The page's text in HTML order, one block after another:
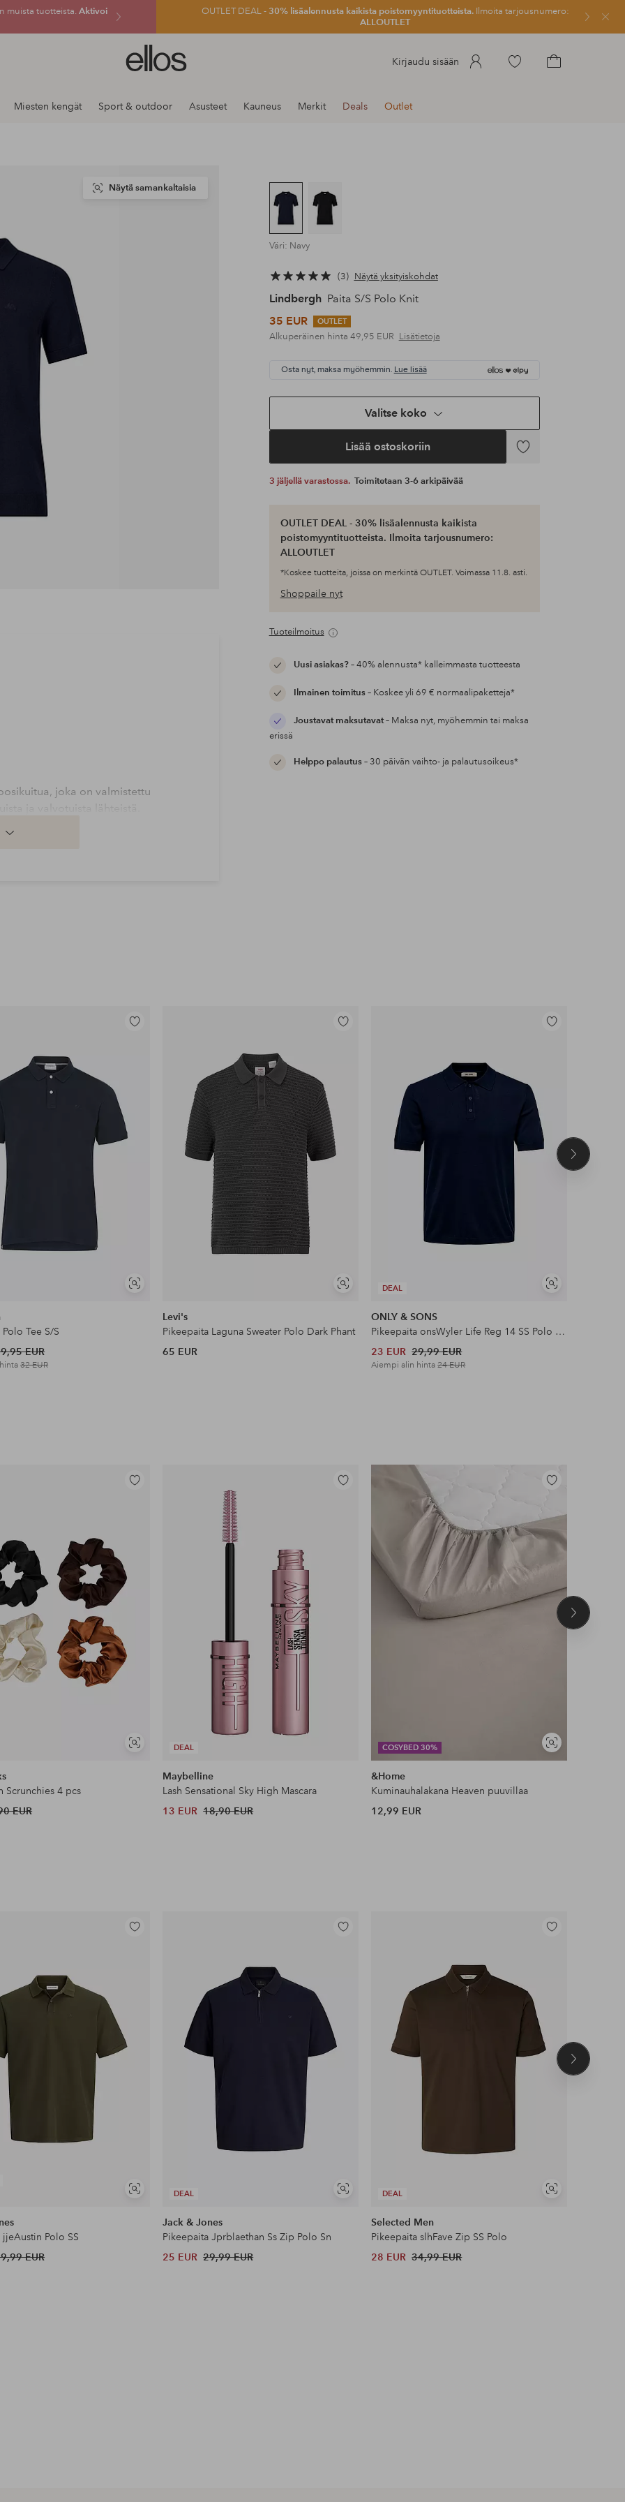
muista tuotteista. Aktivoi
OUTLET DEAL -30% lisäalennusta kaikista poistomyyntituotteista.Ilmoita tarjousnumero:
ALLOUTLET
Sulje
Ellos-
logo
siirry
Kirjaudu sisään
Siirry
Miesten kengät Sport & outdoor Asusteet Kauneus Merkit Deals Outlet
Näytä samankaltaisia
Väri: Navy
3 Näytä yksityiskohdat
Lindbergh Paita S/S Polo Knit
35 EUR
OUTLET
Alkuperäinen hinta 49,95 EUR Lisätietoja
Osta nyt, maksa myöhemmin. Lue lisää
Valitse koko
Lisää ostoskoriin
Lisää
3 jäljellä varastossa. Toimitetaan 3-6 arkipäivää
OUTLET DEAL - 30% lisäalennusta kaikista
poistomyyntituotteista. Ilmoita tarjousnumero:
ALLOUTLET
*Koskee tuotteita, joissa on merkintä OUTLET. Voimassa 11.8. asti.
Shoppaile nyt
Tuoteilmoitus
Uusi asiakas?– 40% alennusta* kalleimmasta tuotteesta
Ilmainen toimitus– Koskee yli 69 € normaalipaketteja*
Joustavat maksutavat– Maksa nyt, myöhemmin tai maksa
erissä
Helppo palautus– 30 päivän vaihto- ja palautusoikeus*
joka on valmistettu
ja valvotuista lähteistä.
virallisen ympäristömerkinnän EU
täyttää tiukat
Näytä
Lisää
Tee S/S
EUR
32 EUR
Näytä
Lisää
Levi's
Pikeepaita Laguna Sweater Polo Dark Phant
65 EUR
DEAL
Näytä
Lisää
ONLY & SONS
Pikeepaita onsWyler Life Reg 14 SS Polo Knit
23 EUR 29,99 EUR
Aiempi alin hinta24 EUR
Seuraava
Näytä
Lisää
Scrunchies 4 pcs
EUR
DEAL
Lisää
Maybelline
Lash Sensational Sky High Mascara
13 EUR 18,90 EUR
COSYBED 30%
Näytä
samankaltaisia
Lisää
&Home
Kuminauhalakana Heaven puuvillaa
12,99 EUR
Seuraava
Näytä
Lisää
jjeAustin Polo SS
EUR
DEAL
Näytä
Lisää
Jack & Jones
Pikeepaita Jprblaethan Ss Zip Polo Sn
25 EUR 29,99 EUR
DEAL
Näytä
Lisää
Selected Men
Pikeepaita slhFave Zip SS Polo
28 EUR 34,99 EUR
Seuraava